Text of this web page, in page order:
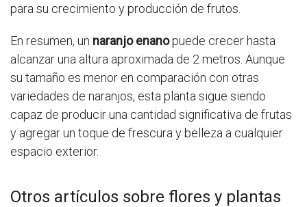
para su crecimiento y producción de frutos.
En resumen, un naranjo enanopuede crecer hasta
alcanzar una altura aproximada de 2 metros. Aunque
su tamaño es menor en comparación con otras
variedades de naranjos, esta planta sigue siendo
capaz de producir una cantidad significativa de frutas
y agregar un toque de frescura y belleza a cualquier
espacio exterior.
Otros artículos sobre flores y plantas